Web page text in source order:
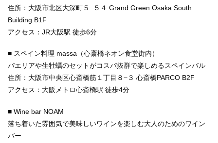
住所：大阪市北区大深町５−５４ Grand Green Osaka South
Building B1F
アクセス：JR大阪駅 徒歩6分
■ スペイン料理 massa（心斎橋ネオン食堂街内）
パエリアや生牡蠣のセットがコスパ抜群で楽しめるスペインバル
住所：大阪市中央区心斎橋筋１丁目８−３ 心斎橋PARCO B2F
アクセス：大阪メトロ心斎橋駅 徒歩4分
■ Wine bar NOAM
落ち着いた雰囲気で美味しいワインを楽しむ大人のためのワイン
バー